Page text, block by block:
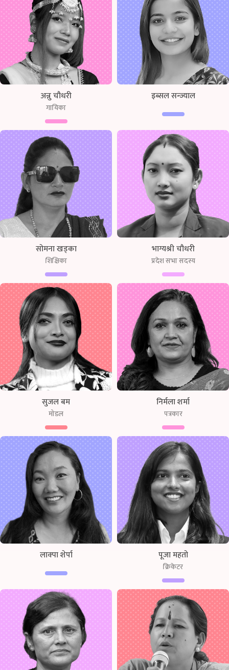
अन्नु चौधरी
गायिका
इब्सल सन्ज्याल
सोमना खड्का
शिक्षिका
भाग्यश्री चौधरी
प्रदेश सभा सदस्य
सुजल बम
मोडल
निर्मला शर्मा
पत्रकार
लाक्पा शेर्पा पूजा महतो
क्रिकेटर